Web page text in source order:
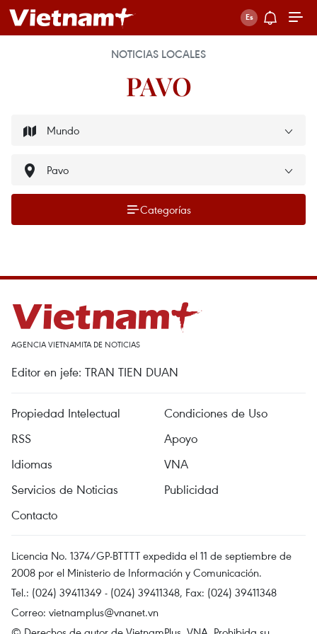
NOTICIAS LOCALES
PAVO
Categorías
AGENCIA VIETNAMITA DE NOTICIAS
Editor en jefe: TRAN TIEN DUAN
Propiedad Intelectual
Condiciones de Uso
RSS
Apoyo
Idiomas
VNA
Servicios de Noticias
Publicidad
Contacto
Licencia No. 1374/GP-BTTTT expedida el 11 de septiembre de
2008 por el Ministerio de Información y Comunicación.
Tel.: (024) 39411349 - (024) 39411348, Fax: (024) 39411348
Correo: vietnamplus@vnanet.vn